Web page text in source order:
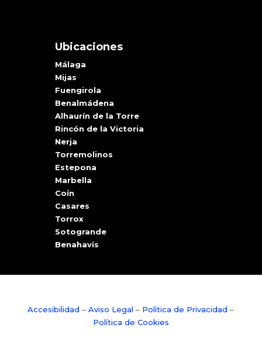
Ubicaciones
Málaga
Mijas
Fuengirola
Benalmádena
Alhaurín de la Torre
Rincón de la Victoria
Nerja
Torremolinos
Estepona
Marbella
Coín
Casares
Torrox
Sotogrande
Benahavís
Accesibilidad–Aviso Legal – Política de Privacidad –
Política de Cookies